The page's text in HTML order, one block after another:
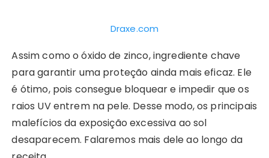
Draxe.com
Assim como o óxido de zinco, ingrediente chave
para garantir uma proteção ainda mais eficaz. Ele
é ótimo, pois consegue bloquear e impedir que os
raios UV entrem na pele. Desse modo, os principais
malefícios da exposição excessiva ao sol
desaparecem. Falaremos mais dele ao longo da